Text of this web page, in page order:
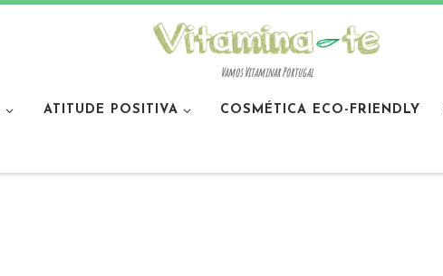
Vamos Vitaminar Portugal
ATITUDE POSITIVA COSMÉTICA ECO-FRIENDLY